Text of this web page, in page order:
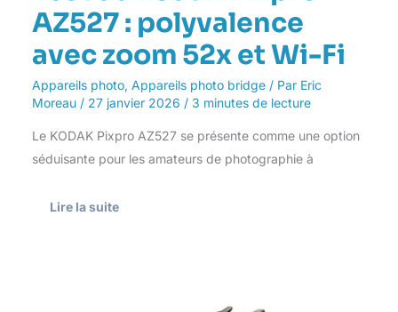
AZ527 : polyvalence
avec zoom 52x et Wi-Fi
Appareils photo, Appareils photo bridge/ Par Eric
Moreau / 27 janvier 2026 / 3 minutes de lecture
Le KODAK Pixpro AZ527 se présente comme une option
séduisante pour les amateurs de photographie à
Lire la suite